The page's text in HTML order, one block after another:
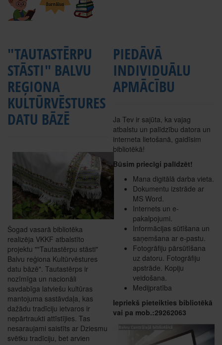
"TAUTASTĒRPU
STĀSTI" BALVU
REĢIONA
KULTŪRVĒSTURES
DATU BĀZĒ
Šogad vasarā bibliotēka
realizēja VKKF atbalstīto
projektu ""Tautastērpu stāsti"
Balvu reģiona Kultūrvēstures
datu bāzē". Tautastērps ir
nozīmīga un nacionāli
savdabīga latviešu kultūras
mantojuma sastāvdaļa, kas
dažādu tradīciju ietvaros ir
nepārtraukti attīstījies. Tas
nesaraujami saistīts ar Dziesmu
svētku tradīciju, bet arvien
PIEDĀVĀ
INDIVIDUĀLU
APMĀCĪBU
Ja Tev ir sajūta, ka vajag
atbalstu un palīdzību datora un
interneta lietošanā, gaidīsim
bibliotēkā!
Būsim priecīgi palīdzēt!
Mana digitālā darba vieta.
Dokumentu izstrāde ar
MS Word.
Internets un e-
pakalpojumi.
Informācijas sūtīšana un
saņemšana ar e-pastu.
Fotogrāfiju pārsūtīšana
uz datoru. Fotogrāfiju
apstrāde. Kopiju
veidošana.
Medijpratība
Iepriekš pieteikties bibliotēkā
vai pa mob.:29262063